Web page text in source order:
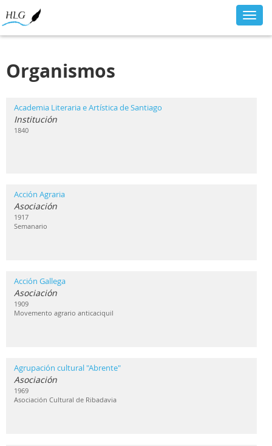
Organismos
Academia Literaria e Artística de Santiago
Institución
1840
Acción Agraria
Asociación
1917
Semanario
Acción Gallega
Asociación
1909
Movemento agrario anticaciquil
Agrupación cultural "Abrente"
Asociación
1969
Asociación Cultural de Ribadavia